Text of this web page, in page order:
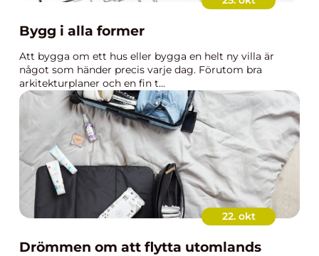
Bygg i alla former
Att bygga om ett hus eller bygga en helt ny villa är
något som händer precis varje dag. Förutom bra
arkitekturplaner och en fin t...
22. okt
Drömmen om att flytta utomlands